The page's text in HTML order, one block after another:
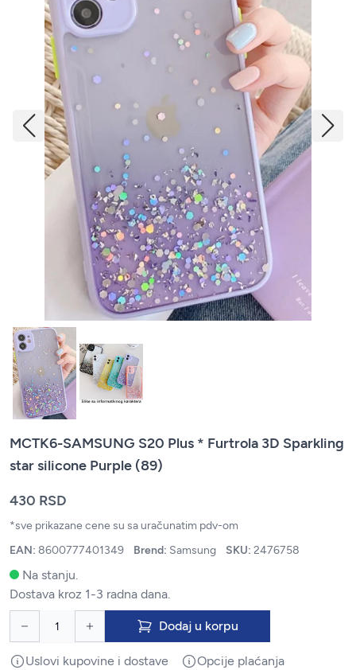
MCTK6-SAMSUNG S20 Plus * Furtrola 3D Sparkling
star silicone Purple (89)
430 RSD
*sve prikazane cene su sa uračunatim pdv-om
EAN: 8600777401349 Brend: Samsung SKU: 2476758
Na stanju.
Dostava kroz 1-3 radna dana.
Dodaj u korpu
Uslovi kupovine i dostave Opcije plaćanja